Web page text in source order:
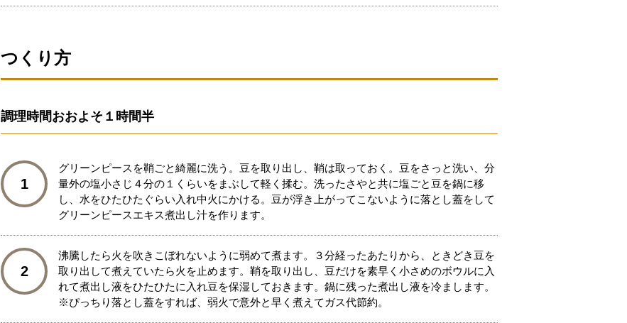
つくり方
調理時間おおよそ１時間半
1
グリーンピースを鞘ごと綺麗に洗う。豆を取り出し、鞘は取っておく。豆をさっと洗い、分
量外の塩小さじ４分の１くらいをまぶして軽く揉む。洗ったさやと共に塩ごと豆を鍋に移
し、水をひたひたぐらい入れ中火にかける。豆が浮き上がってこないように落とし蓋をして
グリーンピースエキス煮出し汁を作ります。
2
沸騰したら火を吹きこぼれないように弱めて煮ます。３分経ったあたりから、ときどき豆を
取り出して煮えていたら火を止めます。鞘を取り出し、豆だけを素早く小さめのボウルに入
れて煮出し液をひたひたに入れ豆を保湿しておきます。鍋に残った煮出し液を冷まします。
※ぴっちり落とし蓋をすれば、弱火で意外と早く煮えてガス代節約。